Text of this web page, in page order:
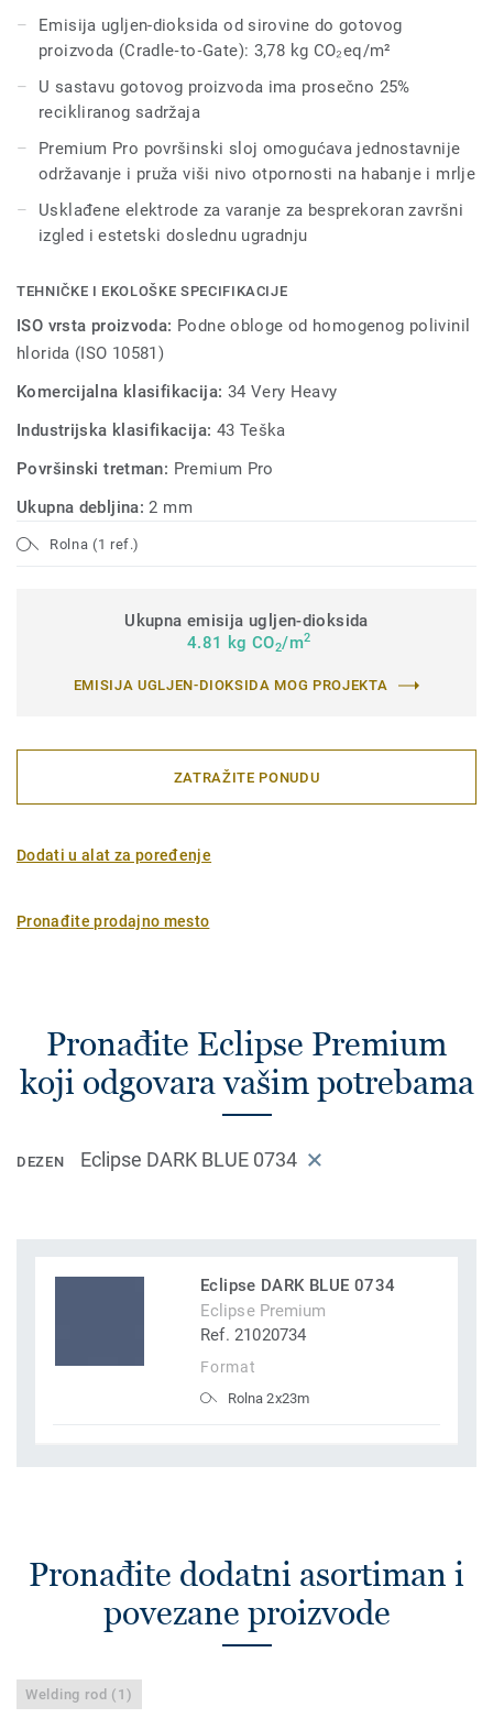
Oba dezena su prožeta šarama koje omogućavaju da vešto
oblikujete atmosferu i funkcionalnost svakog prostora, bez
Emisija ugljen-dioksida od sirovine do gotovog
proizvoda (Cradle‑to‑Gate): 3,78 kg CO₂eq/m²
U sastavu gotovog proizvoda ima prosečno 25%
recikliranog sadržaja
Premium Pro površinski sloj omogućava jednostavnije
održavanje i pruža viši nivo otpornosti na habanje i mrlje
Usklađene elektrode za varanje za besprekoran završni
izgled i estetski doslednu ugradnju
TEHNIČKE I EKOLOŠKE SPECIFIKACIJE
ISO vrsta proizvoda: Podne obloge od homogenog polivinil
hlorida (ISO 10581)
Komercijalna klasifikacija: 34 Very Heavy
Industrijska klasifikacija: 43 Teška
Površinski tretman: Premium Pro
Ukupna debljina:2 mm
Rolna (1 ref.)
Ukupna emisija ugljen-dioksida
4.81 kg CO2/m2
EMISIJA UGLJEN-DIOKSIDA MOG PROJEKTA
ZATRAŽITE PONUDU
Dodati u alat za poređenje
Pronađite prodajno mesto
Pronađite Eclipse Premium
koji odgovara vašim potrebama
DEZEN Eclipse DARK BLUE 0734
Eclipse DARK BLUE 0734
Eclipse Premium
Ref. 21020734
Format
Rolna 2x23m
Pronađite dodatni asortiman i
povezane proizvode
Welding rod (1)